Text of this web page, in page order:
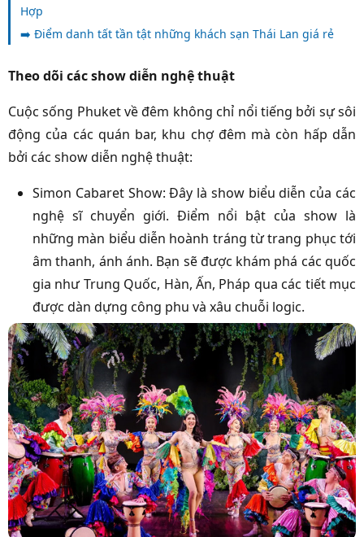
Hợp
➡️ Điểm danh tất tần tật những khách sạn Thái Lan giá rẻ
Theo dõi các show diễn nghệ thuật
Cuộc sống Phuket về đêm không chỉ nổi tiếng bởi sự sôi
động của các quán bar, khu chợ đêm mà còn hấp dẫn
bởi các show diễn nghệ thuật:
Simon Cabaret Show: Đây là show biểu diễn của các
nghệ sĩ chuyển giới. Điểm nổi bật của show là
những màn biểu diễn hoành tráng từ trang phục tới
âm thanh, ánh ánh. Bạn sẽ được khám phá các quốc
gia như Trung Quốc, Hàn, Ấn, Pháp qua các tiết mục
được dàn dựng công phu và xâu chuỗi logic.